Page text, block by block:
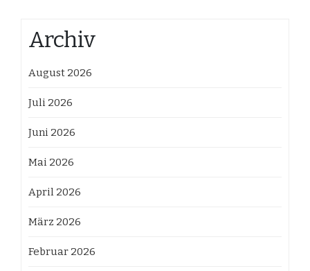
Archiv
August 2026
Juli 2026
Juni 2026
Mai 2026
April 2026
März 2026
Februar 2026